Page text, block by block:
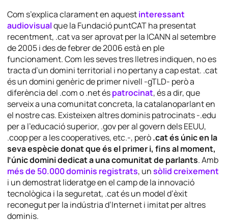
Com s’explica clarament en aquestinteressant
audiovisualque la Fundació puntCAT ha presentat
recentment, .cat va ser aprovat per la ICANN al setembre
de 2005 i des de febrer de 2006 està en ple
funcionament. Com les seves tres lletres indiquen, no es
tracta d’un domini territorial i no pertany a cap estat. .cat
és un domini genèric de primer nivell -gTLD- però a
diferència del .com o .net éspatrocinat, és a dir, que
serveix a una comunitat concreta, la catalanoparlant en
el nostre cas. Existeixen altres dominis patrocinats -.edu
per a l’educació superior, .gov per al govern dels EEUU,
.coop per a les cooperatives, etc.-, però.cat és únic en la
seva espècie donat que és el primer i, fins al moment,
l’únic domini dedicat a una comunitat de parlants. Amb
més de 50.000 dominis registrats, unsòlid creixement
i un demostrat lideratge en el camp de la innovació
tecnològica i la seguretat, .cat és un model d’èxit
reconegut per la indústria d’Internet i imitat per altres
dominis.